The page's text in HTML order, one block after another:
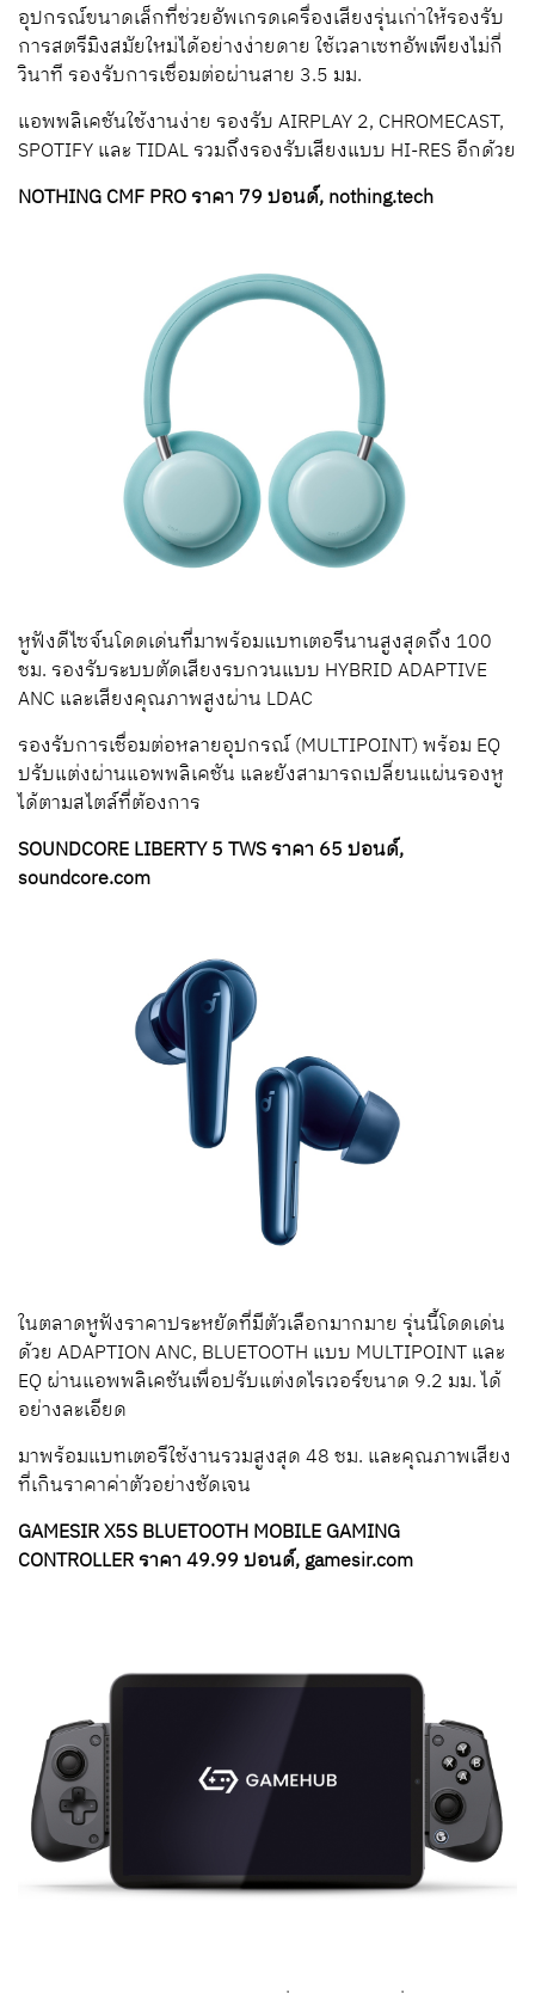
อุปกรณ์ขนาดเล็กที่ช่วยอัพเกรดเครื่องเสียงรุ่นเก่าให้รองรับ
การสตรีมิงสมัยใหม่ได้อย่างง่ายดาย ใช้เวลาเซทอัพเพียงไม่กี่
วินาที รองรับการเชื่อมต่อผ่านสาย 3.5 มม.
แอพพลิเคชันใช้งานง่าย รองรับ AIRPLAY 2, CHROMECAST,
SPOTIFY และ TIDAL รวมถึงรองรับเสียงแบบ HI-RES อีกด้วย
NOTHING CMF PRO ราคา 79 ปอนด์, nothing.tech
หูฟังดีไซจ์นโดดเด่นที่มาพร้อมแบทเตอรีนานสูงสุดถึง 100
ชม. รองรับระบบตัดเสียงรบกวนแบบ HYBRID ADAPTIVE
ANC และเสียงคุณภาพสูงผ่าน LDAC
รองรับการเชื่อมต่อหลายอุปกรณ์ (MULTIPOINT) พร้อม EQ
ปรับแต่งผ่านแอพพลิเคชัน และยังสามารถเปลี่ยนแผ่นรองหู
ได้ตามสไตล์ที่ต้องการ
SOUNDCORE LIBERTY 5 TWS ราคา 65 ปอนด์,
soundcore.com
ในตลาดหูฟังราคาประหยัดที่มีตัวเลือกมากมาย รุ่นนี้โดดเด่น
ด้วย ADAPTION ANC, BLUETOOTH แบบ MULTIPOINT และ
EQ ผ่านแอพพลิเคชันเพื่อปรับแต่งดไรเวอร์ขนาด 9.2 มม. ได้
อย่างละเอียด
มาพร้อมแบทเตอรีใช้งานรวมสูงสุด 48 ชม. และคุณภาพเสียง
ที่เกินราคาค่าตัวอย่างชัดเจน
GAMESIR X5S BLUETOOTH MOBILE GAMING
CONTROLLER ราคา 49.99 ปอนด์, gamesir.com